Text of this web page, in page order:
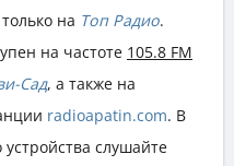
на Топ Радио.
на частоте 105.8 FM
Сад, а также на
radioapatin.com. В
слушайте